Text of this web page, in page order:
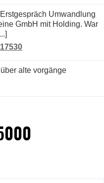
GmbH mit Holding. War
alte vorgänge